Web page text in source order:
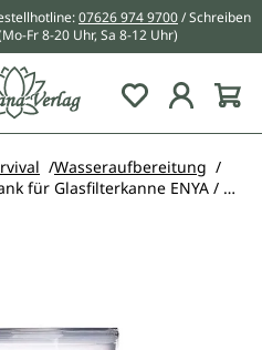
07626 974 9700/ Schreiben
Fr 8-20 Uhr, Sa 8-12 Uhr)
Du hast 0
Wasseraufbereitung
Ersatzteil Kunststoff-Einfülltank für Glasfilterkanne ENYA / TOYA / KATARA - Lotus Vita